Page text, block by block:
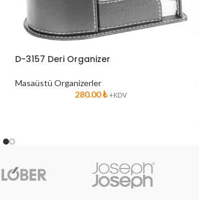
D-3157 Deri Organizer
Masaüstü Organizerler
280.00₺ +KDV